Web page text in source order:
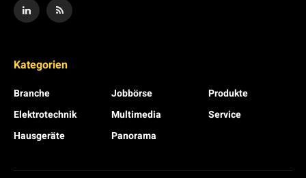
Kategorien
Branche
Elektrotechnik
Hausgeräte
Jobbörse
Multimedia
Panorama
Produkte
Service